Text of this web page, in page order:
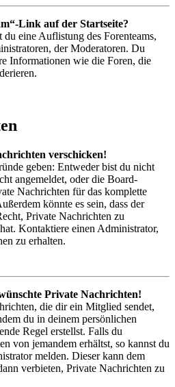
Link auf der Startseite?
eine Auflistung des Forenteams,
der Moderatoren. Du
Informationen wie die Foren, die
verschicken!
geben: Entweder bist du nicht
angemeldet, oder die Board-
Nachrichten für das komplette
könnte es sein, dass der
Private Nachrichten zu
Kontaktiere einen Administrator,
zu erhalten.
Private Nachrichten!
die dir ein Mitglied sendet,
du in deinem persönlichen
Regel erstellst. Falls du
von jemandem erhältst, so kannst du
melden. Dieser kann dem
verbieten, Private Nachrichten zu